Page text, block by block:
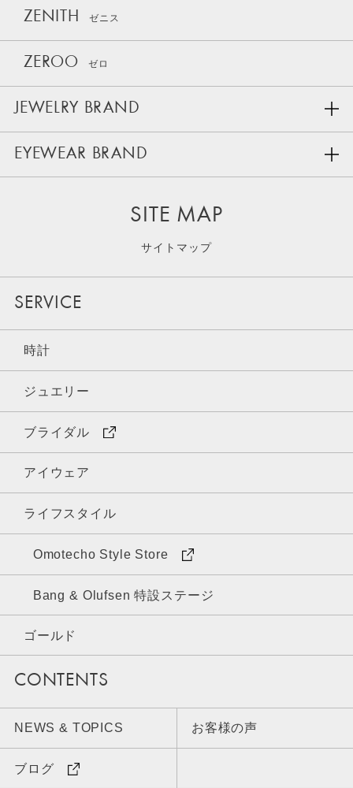
ZENITH ゼニス
ZEROO ゼロ
JEWELRY BRAND
EYEWEAR BRAND
SITE MAP
サイトマップ
SERVICE
時計
ジュエリー
ブライダル
アイウェア
ライフスタイル
Omotecho Style Store
Bang & Olufsen 特設ステージ
ゴールド
CONTENTS
NEWS & TOPICS お客様の声
ブログ